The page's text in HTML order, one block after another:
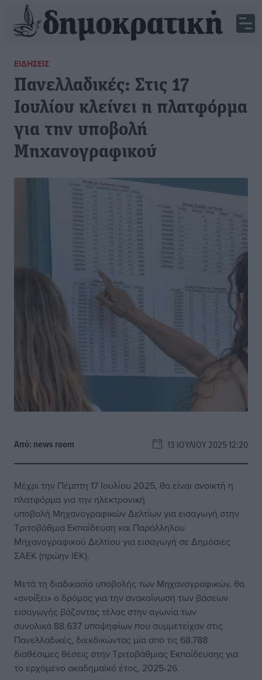
ΕΙΔΉΣΕΙΣ
Πανελλαδικές: Στις 17
Ιουλίου κλείνει η πλατφόρμα
για την υποβολή
Μηχανογραφικού
Από: news room 13 ΙΟΥΛΊΟΥ 2025 12:20
Μέχρι την Πέμπτη 17 Ιουλίου 2025, θα είναι ανοικτή η
πλατφόρμα για την ηλεκτρονική
υποβολή Μηχανογραφικών Δελτίων για εισαγωγή στην
Τριτοβάθμια Εκπαίδευση και Παράλληλου
Μηχανογραφικού Δελτίου για εισαγωγή σε Δημόσιες
ΣΑΕΚ (πρώην ΙΕΚ).
Μετά τη διαδικασία υποβολής των Μηχανογραφικών, θα
«ανοίξει» ο δρόμος για την ανακοίνωση των βάσεων
εισαγωγής βάζοντας τέλος στην αγωνία των
συνολικά 88.637 υποψηφίων που συμμετείχαν στις
Πανελλαδικές, διεκδικώντας μία από τις 68.788
διαθέσιμες θέσεις στην Τριτοβάθμιας Εκπαίδευσης για
το ερχόμενο ακαδημαϊκό έτος, 2025-26.